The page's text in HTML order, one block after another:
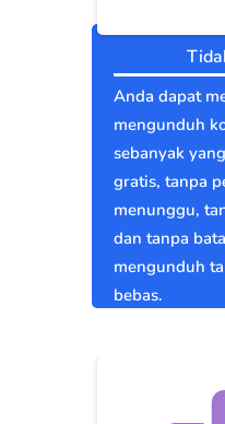
Anda dapat
mengunduh
sebanyak
gratis, tanpa
menunggu,
dan tanpa
mengunduh
bebas.